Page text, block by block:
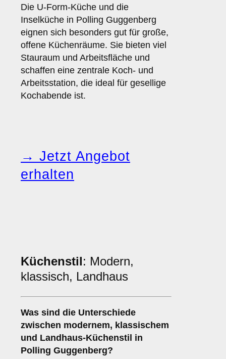
Die U-Form-Küche und die
Inselküche in Polling Guggenberg
eignen sich besonders gut für große,
offene Küchenräume. Sie bieten viel
Stauraum und Arbeitsfläche und
schaffen eine zentrale Koch- und
Arbeitsstation, die ideal für gesellige
Kochabende ist.
→ Jetzt Angebot
erhalten
Küchenstil: Modern,
klassisch, Landhaus
Was sind die Unterschiede
zwischen modernem, klassischem
und Landhaus-Küchenstil in
Polling Guggenberg?